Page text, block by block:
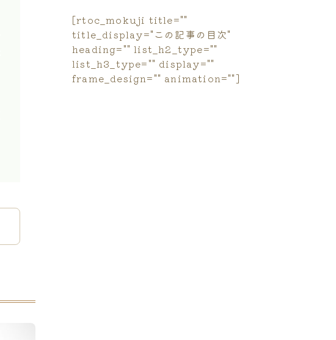
[rtoc_mokuji title=""
title_display="この記事の目次"
heading="" list_h2_type=""
list_h3_type="" display=""
frame_design="" animation=""]